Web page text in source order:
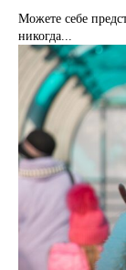
Можете себе
никогда...